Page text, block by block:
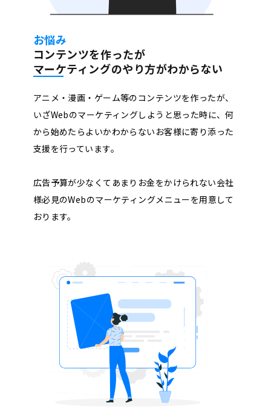
お悩み
コンテンツを作ったが
マーケティングのやり方がわからない
アニメ・漫画・ゲーム等のコンテンツを作ったが、
いざWebのマーケティングしようと思った時に、何
から始めたらよいかわからないお客様に寄り添った
支援を行っています。
広告予算が少なくてあまりお金をかけられない会社
様必見のWebのマーケティングメニューを用意して
おります。